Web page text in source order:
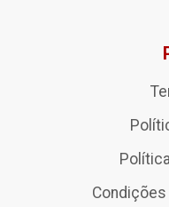
Condições